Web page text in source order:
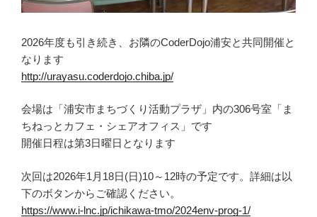
2026年度も引き続き、お隣のCoderDojo浦安と共同開催と
なります
http://urayasu.coderdojo.chiba.jp/
会場は「浦安市まちづくり活動プラザ」内の306号室「ま
ちねっとカフェ・シェアオフィス」です
開催日程は第3日曜日となります
次回は2026年1月18日(日)10～12時の予定です。詳細は以
下のボタンからご確認ください。
https://www.i-lnc.jp/ichikawa-tmo/2024env-prog-1/